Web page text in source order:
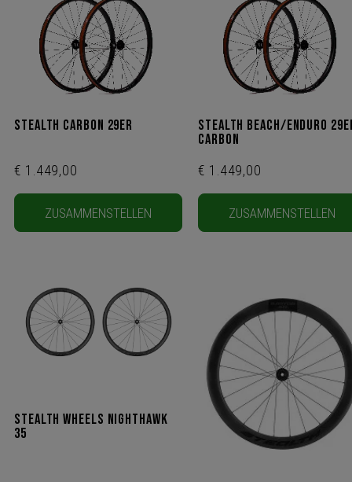
Stealth Carbon 29ER
€ 1.449,00
ZUSAMMENSTELLEN
Stealth Beach/Enduro
Carbon
€ 1.449,00
ZUSAMMENSTELLEN
Stealth Wheels Nighthawk
35